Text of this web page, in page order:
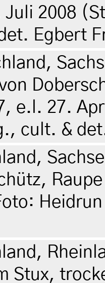
Juli 2008
Egbert
e.l. 27.
cult. &
Stux,